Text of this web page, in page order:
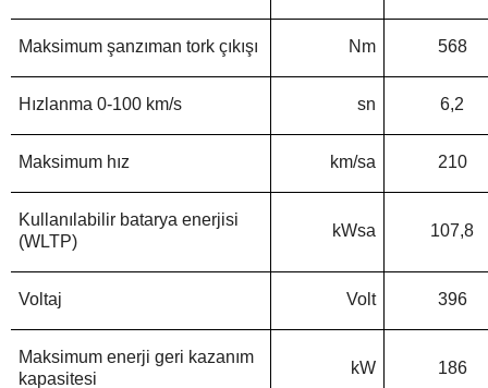
Maksimum şanzıman tork çıkışı Nm 568
Hızlanma 0-100 km/s sn 6,2
Maksimum hız km/sa 210
Kullanılabilir batarya enerjisi
(WLTP)
kWsa 107,8
Voltaj Volt 396
Maksimum enerji geri kazanım
kapasitesi
kW 186